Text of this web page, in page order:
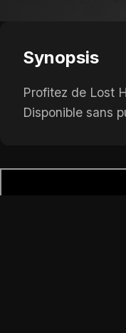
Synopsis
Profitez de Lost
Disponible sans